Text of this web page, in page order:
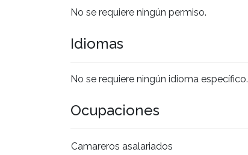
No se requiere ningún permiso.
Idiomas
No se requiere ningún idioma específico.
Ocupaciones
Camareros asalariados